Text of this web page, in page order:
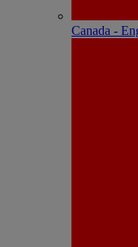
Canada -